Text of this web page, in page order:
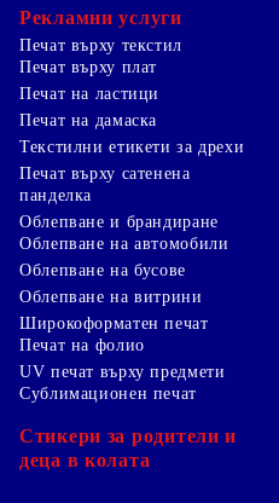
Рекламни услуги
Печат върху текстил
Печат върху плат
Печат на ластици
Печат на дамаска
Текстилни етикети за дрехи
Печат върху сатенена
панделка
Облепване и брандиране
Облепване на автомобили
Облепване на бусове
Облепване на витрини
Широкоформатен печат
Печат на фолио
UV печат върху предмети
Сублимационен печат
Стикери за родители и
деца в колата